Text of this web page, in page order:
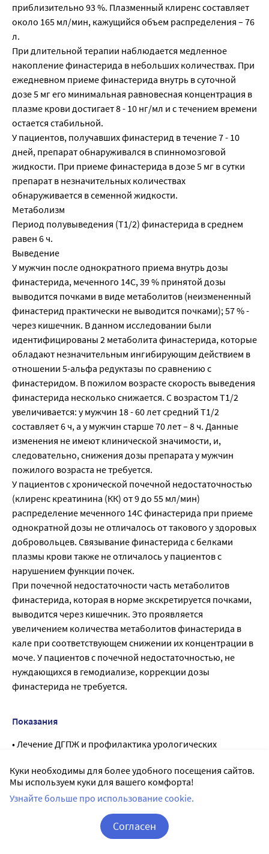
приблизительно 93 %. Плазменный клиренс составляет
около 165 мл/мин, кажущийся объем распределения – 76
л.
При длительной терапии наблюдается медленное
накопление финастерида в небольших количествах. При
ежедневном приеме финастерида внутрь в суточной
дозе 5 мг его минимальная равновесная концентрация в
плазме крови достигает 8 - 10 нг/мл и с течением времени
остается стабильной.
У пациентов, получавших финастерид в течение 7 - 10
дней, препарат обнаруживался в спинномозговой
жидкости. При приеме финастерида в дозе 5 мг в сутки
препарат в незначительных количествах
обнаруживается в семенной жидкости.
Метаболизм
Период полувыведения (Т1/2) финастерида в среднем
равен 6 ч.
Выведение
У мужчин после однократного приема внутрь дозы
финастерида, меченного 14С, 39 % принятой дозы
выводится почками в виде метаболитов (неизмененный
финастерид практически не выводится почками); 57 % -
через кишечник. В данном исследовании были
идентифицированы 2 метаболита финастерида, которые
обладают незначительным ингибирующим действием в
отношении 5-альфа редуктазы по сравнению с
финастеридом. В пожилом возрасте скорость выведения
финастерида несколько снижается. С возрастом Т1/2
увеличивается: у мужчин 18 - 60 лет средний Т1/2
составляет 6 ч, а у мужчин старше 70 лет – 8 ч. Данные
изменения не имеют клинической значимости, и,
следовательно, снижения дозы препарата у мужчин
пожилого возраста не требуется.
У пациентов с хронической почечной недостаточностью
(клиренс креатинина (КК) от 9 до 55 мл/мин)
распределение меченного 14С финастерида при приеме
однократной дозы не отличалось от такового у здоровых
добровольцев. Связывание финастерида с белками
плазмы крови также не отличалось у пациентов с
нарушением функции почек.
При почечной недостаточности часть метаболитов
финастерида, которая в норме экскретируется почками,
выводится через кишечник. Это проявляется
увеличением количества метаболитов финастерида в
кале при соответствующем снижении их концентрации в
моче. У пациентов с почечной недостаточностью, не
нуждающихся в гемодиализе, коррекции дозы
финастерида не требуется.
Показания
• Лечение ДГПЖ и профилактика урологических
? снижения риска острой задержки мочи;
? снижения риска необходимости проведения
хирургических вмешательств, в том числе
трансуретральной резекции простаты (ТУРП) и
Куки необходимы для более удобного посещения сайтов.
Мы используем куки для вашего комфорта!
Узнайте больше про использование cookie.
Согласен